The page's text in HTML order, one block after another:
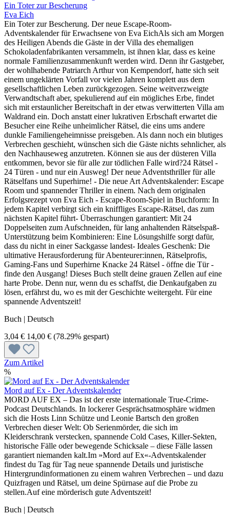
Ein Toter zur Bescherung
Eva Eich
Ein Toter zur Bescherung. Der neue Escape-Room-
Adventskalender für Erwachsene von Eva EichAls sich am Morgen
des Heiligen Abends die Gäste in der Villa des ehemaligen
Schokoladenfabrikanten versammeln, ist ihnen klar, dass es keine
normale Familienzusammenkunft werden wird. Denn ihr Gastgeber,
der wohlhabende Patriarch Arthur von Kempendorf, hatte sich seit
einem ungeklärten Vorfall vor vielen Jahren komplett aus dem
gesellschaftlichen Leben zurückgezogen. Seine weitverzweigte
Verwandtschaft aber, spekulierend auf ein mögliches Erbe, findet
sich mit erstaunlicher Bereitschaft in der etwas verwitterten Villa am
Waldrand ein. Doch anstatt einer lukrativen Erbschaft erwartet die
Besucher eine Reihe unheimlicher Rätsel, die eins ums andere
dunkle Familiengeheimnisse preisgeben. Als dann noch ein blutiges
Verbrechen geschieht, wünschen sich die Gäste nichts sehnlicher, als
den Nachhauseweg anzutreten. Können sie aus der düsteren Villa
entkommen, bevor sie für alle zur tödlichen Falle wird?24 Rätsel -
24 Türen - und nur ein Ausweg! Der neue Adventsthriller für alle
Rätselfans und Superhirne! - Die neue Art Adventskalender: Escape
Room und spannender Thriller in einem. Nach dem originalen
Erfolgsrezept von Eva Eich - Escape-Room-Spiel in Buchform: In
jedem Kapitel verbirgt sich ein kniffliges Escape-Rätsel, das zum
nächsten Kapitel führt- Überraschungen garantiert: Mit 24
Doppelseiten zum Aufschneiden, für lang anhaltenden Rätselspaß-
Unterstützung beim Kombinieren: Eine Lösungshilfe sorgt dafür,
dass du nicht in einer Sackgasse landest- Ideales Geschenk: Die
ultimative Herausforderung für Abenteurer:innen, Rätselprofis,
Gaming-Fans und Superhirne Knacke 24 Rätsel - öffne die Tür -
finde den Ausgang! Dieses Buch stellt deine grauen Zellen auf eine
harte Probe. Denn nur, wenn du es schaffst, die Denkaufgaben zu
lösen, erfährst du, wo es mit der Geschichte weitergeht. Für eine
spannende Adventszeit!
Buch | Deutsch
3,04 € 14,00 € (78.29% gespart)
Zum Artikel
%
Mord auf Ex - Der Adventskalender
MORD AUF EX – Das ist der erste internationale True-Crime-
Podcast Deutschlands. In lockerer Gesprächsatmosphäre widmen
sich die Hosts Linn Schütze und Leonie Bartsch den großen
Verbrechen dieser Welt: Ob Serienmörder, die sich im
Kleiderschrank verstecken, spannende Cold Cases, Killer-Sekten,
historische Fälle oder bewegende Schicksale – diese Fälle lassen
garantiert niemanden kalt.Im »Mord auf Ex«-Adventskalender
findest du Tag für Tag neue spannende Details und juristische
Hintergrundinformationen zu einem wahren Verbrechen – und dazu
Quizfragen und Rätsel, um deine Spürnase auf die Probe zu
stellen.Auf eine mörderisch gute Adventszeit!
Buch | Deutsch